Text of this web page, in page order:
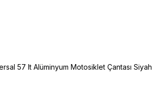
57 lt Alüminyum Motosiklet Çantası Siyah